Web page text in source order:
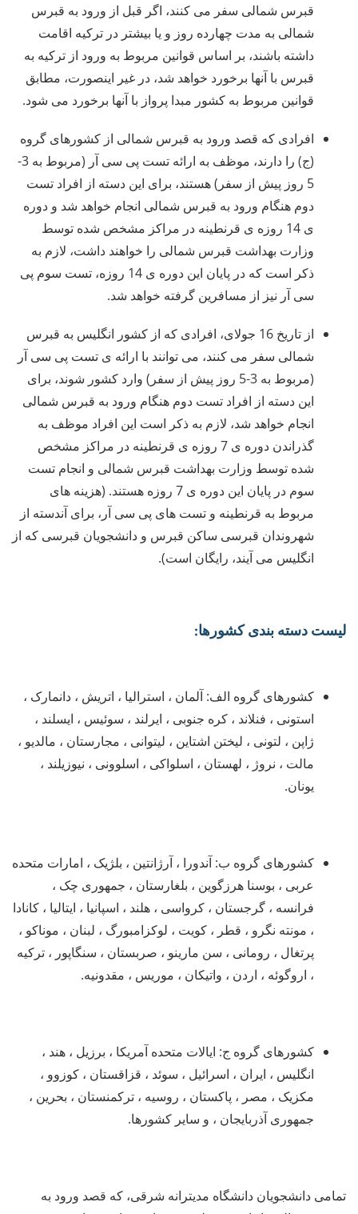
قبرس شمالی سفر می کنند، اگر قبل از ورود به قبرس
شمالی به مدت چهارده روز و یا بیشتر در ترکیه اقامت
داشته باشند، بر اساس قوانین مربوط به ورود از ترکیه به
قبرس با آنها برخورد خواهد شد، در غیر اینصورت، مطابق
قوانین مربوط به کشور مبدا پرواز با آنها برخورد می شود.
افرادی که قصد ورود به قبرس شمالی از کشورهای گروه
(ج) را دارند، موظف به ارائه تست پی سی آر (مربوط به 3-
5 روز پیش از سفر) هستند، برای این دسته از افراد تست
دوم هنگام ورود به قبرس شمالی انجام خواهد شد و دوره
ی 14 روزه ی قرنطینه در مراکز مشخص شده توسط
وزارت بهداشت قبرس شمالی را خواهند داشت، لازم به
ذکر است که در پایان این دوره ی 14 روزه، تست سوم پی
سی آر نیز از مسافرین گرفته خواهد شد.
از تاریخ 16 جولای، افرادی که از کشور انگلیس به قبرس
شمالی سفر می کنند، می توانند با ارائه ی تست پی سی آر
(مربوط به 3-5 روز پیش از سفر) وارد کشور شوند، برای
این دسته از افراد تست دوم هنگام ورود به قبرس شمالی
انجام خواهد شد، لازم به ذکر است این افراد موظف به
گذراندن دوره ی 7 روزه ی قرنطینه در مراکز مشخص
شده توسط وزارت بهداشت قبرس شمالی و انجام تست
سوم در پایان این دوره ی 7 روزه هستند. (هزینه های
مربوط به قرنطینه و تست های پی سی آر، برای آندسته از
شهروندان قبرسی ساکن قبرس و دانشجویان قبرسی که از
انگلیس می آیند، رایگان است).
لیست دسته بندی کشورها:
کشورهای گروه الف: آلمان ، استرالیا ، اتریش ، دانمارک ،
استونی ، فنلاند ، کره جنوبی ، ایرلند ، سوئیس ، ایسلند ،
ژاپن ، لتونی ، لیختن اشتاین ، لیتوانی ، مجارستان ، مالدیو ،
مالت ، نروژ ، لهستان ، اسلواکی ، اسلوونی ، نیوزیلند ،
یونان.
کشورهای گروه ب: آندورا ، آرژانتین ، بلژیک ، امارات متحده
عربی ، بوسنا هرزگوین ، بلغارستان ، جمهوری چک ،
فرانسه ، گرجستان ، کرواسی ، هلند ، اسپانیا ، ایتالیا ، کانادا
، مونته نگرو ، قطر ، کویت ، لوکزامبورگ ، لبنان ، موناکو ،
پرتغال ، رومانی ، سن مارینو ، صربستان ، سنگاپور ، ترکیه
، اروگوئه ، اردن ، واتیکان ، موریس ، مقدونیه.
کشورهای گروه ج: ایالات متحده آمریکا ، برزیل ، هند ،
انگلیس ، ایران ، اسرائیل ، سوئد ، قزاقستان ، کوزوو ،
مکزیک ، مصر ، پاکستان ، روسیه ، ترکمنستان ، بحرین ،
جمهوری آذربایجان ، و سایر کشورها.
تمامی دانشجویان دانشگاه مدیترانه شرقی، که قصد ورود به